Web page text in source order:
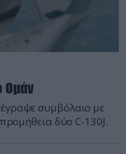
Ομάν
συμβόλαιο με
δύο C-130J.